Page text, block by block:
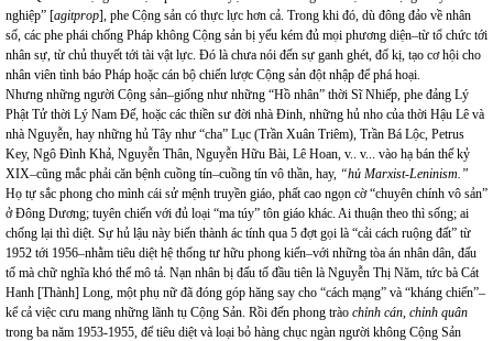
nghiệp” [agitprop], phe Cộng sản có thực lực hơn cả. Trong khi đó, dù đông đảo về nhân
số, các phe phái chống Pháp không Cộng sản bị yếu kém đủ mọi phương diện–từ tổ chức tới
nhân sự, từ chủ thuyết tới tài vật lực. Đó là chưa nói đến sự ganh ghét, đố kị, tạo cơ hội cho
nhân viên tình báo Pháp hoặc cán bộ chiến lược Cộng sản đột nhập để phá hoại.
Nhưng những người Cộng sản–giống như những “Hồ nhân” thời Sĩ Nhiếp, phe đảng Lý
Phật Tử thời Lý Nam Đế, hoặc các thiền sư đời nhà Đinh, những hủ nho của thời Hậu Lê và
nhà Nguyễn, hay những hủ Tây như “cha” Lục (Trần Xuân Triêm), Trần Bá Lộc, Petrus
Key, Ngô Đình Khả, Nguyễn Thân, Nguyễn Hữu Bài, Lê Hoan, v.. v... vào hạ bán thế kỷ
XIX–cũng mắc phải căn bệnh cuồng tín–cuồng tín vô thần, hay, “hủ Marxist-Leninism.”
Họ tự sắc phong cho mình cái sử mệnh truyền giáo, phất cao ngọn cờ “chuyên chính vô sản”
ở Đông Dương; tuyên chiến với đủ loại “ma túy” tôn giáo khác. Ai thuận theo thì sống; ai
chống lại thì diệt. Sự hủ lậu này biến thành ác tính qua 5 đợt gọi là “cải cách ruộng đất” từ
1952 tới 1956–nhằm tiêu diệt hệ thống tư hữu phong kiến–với những tòa án nhân dân, đấu
tố mà chữ nghĩa khó thể mô tả. Nạn nhân bị đấu tố đầu tiên là Nguyễn Thị Năm, tức bà Cát
Hanh [Thành] Long, một phụ nữ đã đóng góp hăng say cho “cách mạng” và “kháng chiến”–
kể cả việc cưu mang những lãnh tụ Cộng Sản. Rồi đến phong trào chỉnh cán, chỉnh quân
trong ba năm 1953-1955, để tiêu diệt và loại bỏ hàng chục ngàn người không Cộng Sản